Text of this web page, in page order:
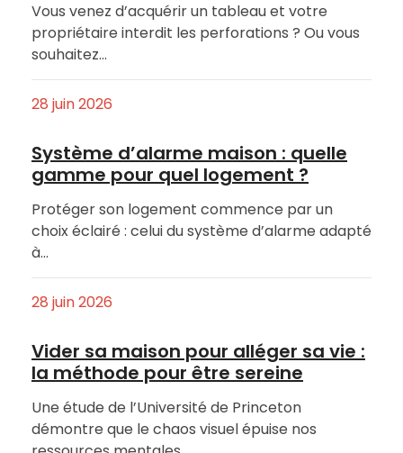
Vous venez d’acquérir un tableau et votre
propriétaire interdit les perforations ? Ou vous
souhaitez…
28 juin 2026
Système d’alarme maison : quelle
gamme pour quel logement ?
Protéger son logement commence par un
choix éclairé : celui du système d’alarme adapté
à…
28 juin 2026
Vider sa maison pour alléger sa vie :
la méthode pour être sereine
Une étude de l’Université de Princeton
démontre que le chaos visuel épuise nos